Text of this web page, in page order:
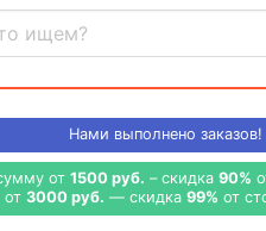
Нами выполнено
от 1500 руб. – скидка 90%
от 3000 руб. — скидка 99% от